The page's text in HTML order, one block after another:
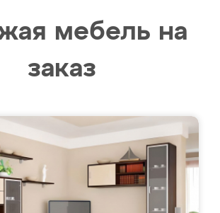
мебель на
заказ